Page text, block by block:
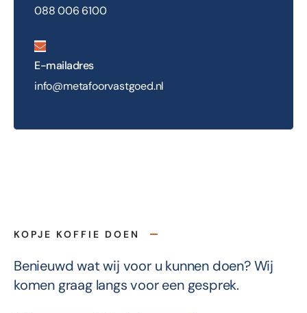
088 006 6100
E-mailadres
info@metafoorvastgoed.nl
KOPJE KOFFIE DOEN
Benieuwd wat wij voor u kunnen doen? Wij
komen graag langs voor een gesprek.